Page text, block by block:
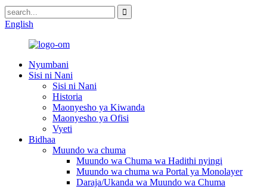
English
Nyumbani
Sisi ni Nani
Sisi ni Nani
Historia
Maonyesho ya Kiwanda
Maonyesho ya Ofisi
Vyeti
Bidhaa
Muundo wa chuma
Muundo wa Chuma wa Hadithi nyingi
Muundo wa chuma wa Portal ya Monolayer
Daraja/Ukanda wa Muundo wa Chuma